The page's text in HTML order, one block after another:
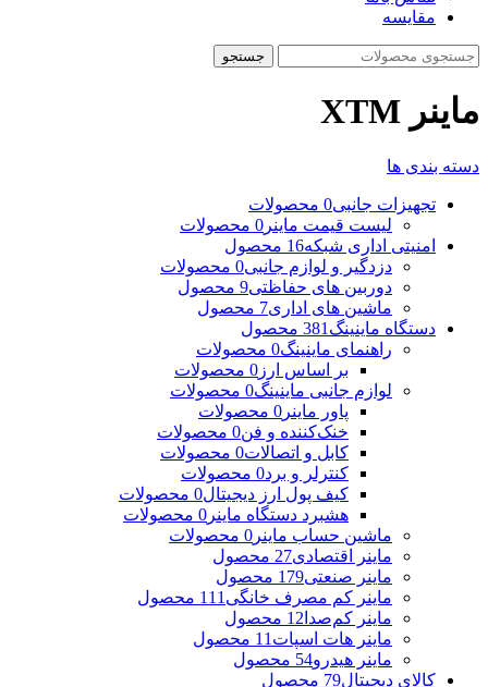
مقایسه
جستجو
ماینر XTM
دسته بندی ها
تجهیزات جانبی0 محصولات
لیست قیمت ماینر 0 محصولات
امنیتی اداری شبکه16 محصول
دزدگیر و لوازم جانبی0 محصولات
دوربین های حفاظتی9 محصول
ماشین های اداری7 محصول
دستگاه ماینینگ 381 محصول
راهنمای ماینینگ0 محصولات
بر اساس ارز 0 محصولات
لوازم جانبی ماینینگ0 محصولات
پاور ماینر 0 محصولات
خنک‌کننده و فن0 محصولات
کابل و اتصالات0 محصولات
کنترلر و برد0 محصولات
کیف پول ارز دیجیتال0 محصولات
هشبرد دستگاه ماینر 0 محصولات
ماشین حساب ماینر 0 محصولات
ماینر اقتصادی27 محصول
ماینر صنعتی179 محصول
ماینر کم مصرف خانگی 111 محصول
ماینر کم‌صدا 12 محصول
ماینر هات اسپات 11 محصول
ماینر هیدرو54 محصول
کالای دیجیتال79 محصول